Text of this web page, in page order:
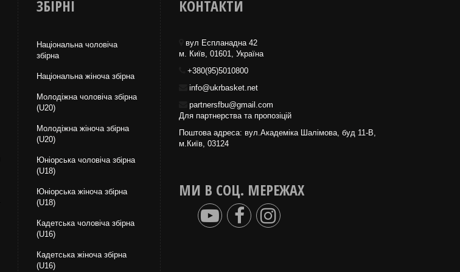
ЗБІРНІ
Національна чоловіча
збірна
Національна жiноча збірна
Молодіжна чоловіча збірна
(U20)
Молодіжна жіноча збірна
(U20)
Юніорська чоловіча збірна
(U18)
Юніорська жіноча збірна
(U18)
Кадетська чоловіча збірна
(U16)
Кадетська жіноча збірна
(U16)
КОНТАКТИ
вул Еспланадна 42
м. Київ, 01601, Україна
+380(95)5010800
info@ukrbasket.net
partnersfbu@gmail.com
Для партнерства та пропозіцій
Поштова адреса: вул.Академіка Шалімова, буд 11-В,
м.Київ, 03124
МИ В СОЦ. МЕРЕЖАХ